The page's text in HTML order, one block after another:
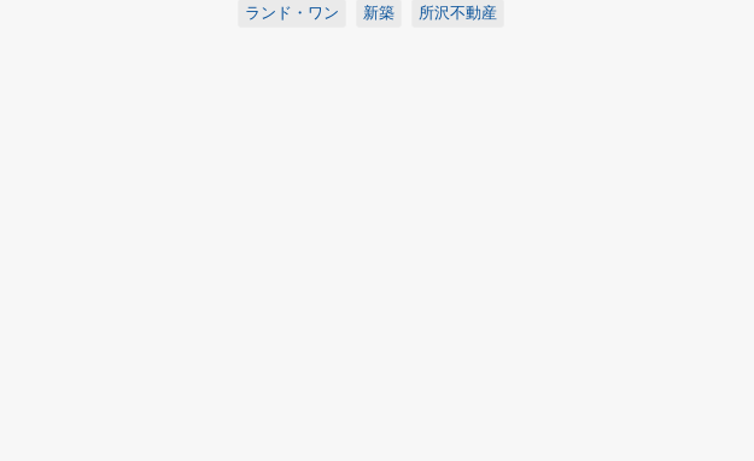
ランド・ワン
新築 所沢不動産